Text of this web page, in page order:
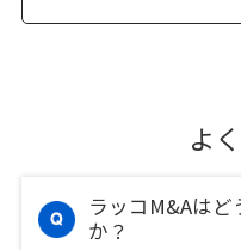
よ
ラッコM&Aは
か？